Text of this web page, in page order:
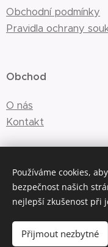
Obchodní podmínky
Pravidla ochrany
Obchod
O nás
Kontakt
Používáme cookies,
bezpečnost našich
nejlepší zkušenost při
Přijmout nezbytné